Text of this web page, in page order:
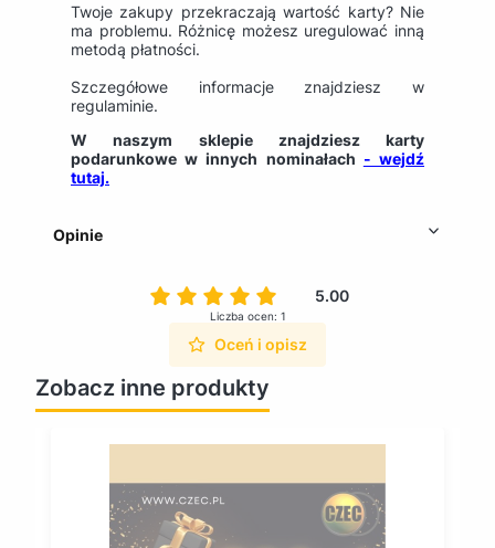
Twoje zakupy przekraczają wartość karty? Nie
ma problemu. Różnicę możesz uregulować inną
metodą płatności.
Szczegółowe informacje znajdziesz w
regulaminie.
W naszym sklepie znajdziesz karty
podarunkowe w innych nominałach - wejdź
tutaj.
Opinie
5.00
Liczba ocen: 1
Oceń i opisz
Zobacz inne produkty